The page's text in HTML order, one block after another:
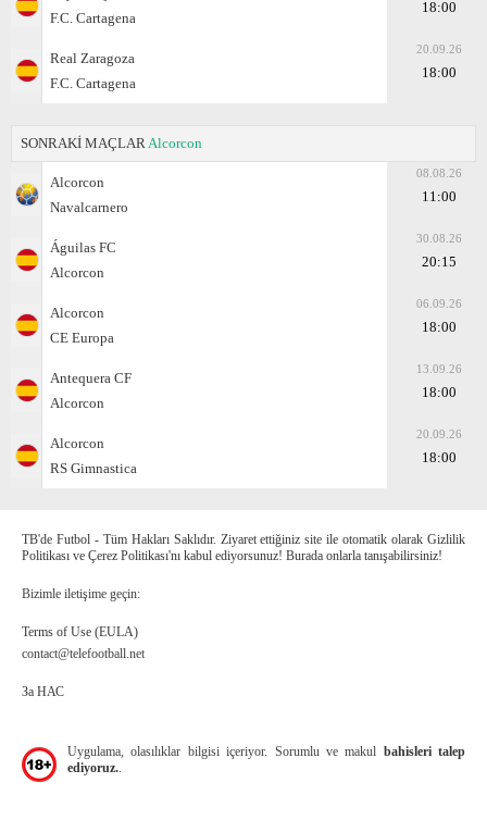
F.C. Cartagena
18:00
Real Zaragoza
F.C. Cartagena
20.09.26
18:00
SONRAKİ MAÇLAR Alcorcon
Alcorcon
Navalcarnero
08.08.26
11:00
Águilas FC
Alcorcon
30.08.26
20:15
Alcorcon
CE Europa
06.09.26
18:00
Antequera CF
Alcorcon
13.09.26
18:00
Alcorcon
RS Gimnastica
20.09.26
18:00
TB'de Futbol - Tüm Hakları Saklıdır. Ziyaret ettiğiniz site ile otomatik olarak Gizlilik
Politikası ve Çerez Politikası'nı kabul ediyorsunuz! Burada onlarla tanışabilirsiniz!
Bizimle iletişime geçin:
Terms of Use (EULA)
contact@telefootball.net
За НАС
Uygulama, olasılıklar bilgisi içeriyor. Sorumlu ve makul bahisleri talep
ediyoruz.